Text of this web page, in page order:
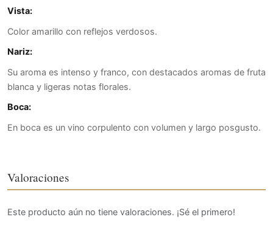
Vista:
Color amarillo con reflejos verdosos.
Nariz:
Su aroma es intenso y franco, con destacados aromas de fruta
blanca y ligeras notas florales.
Boca:
En boca es un vino corpulento con volumen y largo posgusto.
Valoraciones
Este producto aún no tiene valoraciones. ¡Sé el primero!